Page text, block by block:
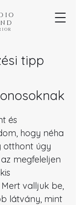
tipp
az 5-ből.
és
hogy néha
otthont úgy
megfeleljen
valljuk be,
látvány, mint